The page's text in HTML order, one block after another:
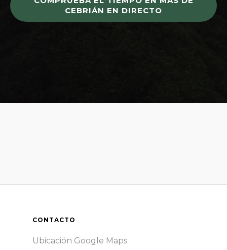
CEBRIÁN EN DIRECTO
CONTACTO
Ubicación Google Maps